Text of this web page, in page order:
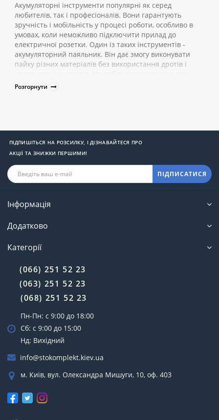
Акумуляторні інструменти популярні як серед
любителів, так і професіоналів. Вони гарантують
зручність і мобільність у процесі роботи, особливо в
умовах, коли неможливо підключити прилад до
електричної розетки. Один із таких інструментів -
акумуляторний паяльник. Він дає змогу виконувати
пайку різних матеріалів без використання дротів і
принцип роботи акумуляторного паяльника, його
автономність для точних робіт
Паяльник акумуляторний - зручний інструмент, який,
Без дротів. Акумуляторний паяльник не вимагає
до зарядного пристрою.
акумуляторів, які дають можливість
необхідності заряджати.
інструменту, його використання стає зручним
важкодоступних місцях.
Точність. Пристрій застосовується для виконання
нагріванням і підтримує високу температуру.
Різноманітність. Існує велика кількість
акумуляторних паяльників на ринку, що
розрізняються за потужністю, температурою
нагріву і доступним функціоналом.
Незважаючи на всі переваги, у приладів є і недоліки,
які необхідно враховувати при виборі інструменту. У
мобільний і точний інструмент, то акумуляторний
Розгорнути
ПІДПИШІТЬСЯ НА РОЗСИЛКУ, І ДІЗНАВАЙТЕСЯ ПРО
АКЦІЇ ТА ЗНИЖКИ ПЕРШИМИ!
ПІДПИСАТИСЯ
Інформація
Додатково
Категорії
(066) 251 52 23
(063) 251 52 23
(068) 251 52 23
Пн-Пн: с 9:00 до 18:00
Сб: с 9:00 до 15:00
Нд: Вихідний
info@stokomplekt.kiev.ua
м. Київ, вул. Олександра Мишуги, 10, оф. 403